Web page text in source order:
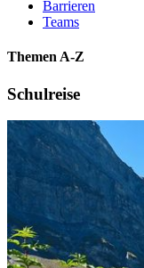
Barrieren
Teams
Themen A-Z
Schulreise